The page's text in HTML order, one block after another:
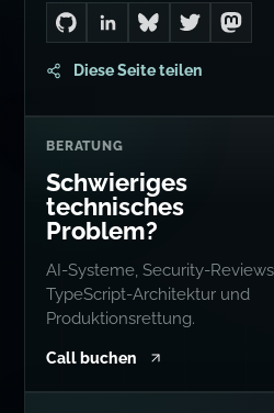
Go to Dan's GitHub
Connect with me
Follow me on
Follow
Diese Seite teilen
BERATUNG
Schwieriges
technisches
Problem?
AI-Systeme, Security-Reviews,
TypeScript-Architektur und
Produktionsrettung.
Call buchen